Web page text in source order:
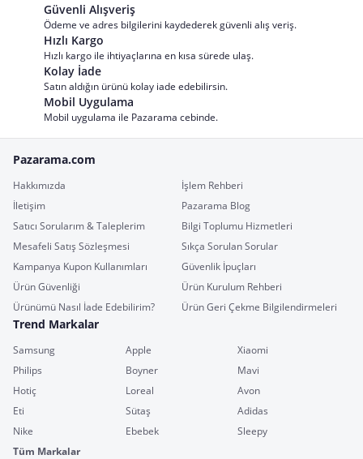
Güvenli Alışveriş
Ödeme ve adres bilgilerini kaydederek güvenli alış veriş.
Hızlı Kargo
Hızlı kargo ile ihtiyaçlarına en kısa sürede ulaş.
Kolay İade
Satın aldığın ürünü kolay iade edebilirsin.
Mobil Uygulama
Mobil uygulama ile Pazarama cebinde.
Pazarama.com
Hakkımızda
İşlem Rehberi
İletişim
Pazarama Blog
Satıcı Sorularım & Taleplerim
Bilgi Toplumu Hizmetleri
Mesafeli Satış Sözleşmesi
Sıkça Sorulan Sorular
Kampanya Kupon Kullanımları
Güvenlik İpuçları
Ürün Güvenliği
Ürün Kurulum Rehberi
Ürünümü Nasıl İade Edebilirim?
Ürün Geri Çekme Bilgilendirmeleri
Trend Markalar
Samsung Apple
Xiaomi
Philips
Boyner
Mavi
Hotiç
Loreal
Avon
Eti
Sütaş
Adidas
Nike
Ebebek
Sleepy
Tüm Markalar